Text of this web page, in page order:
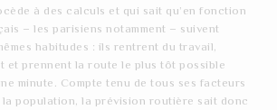
à des calculs et qui sait qu’en fonction
– les parisiens notamment – suivent
habitudes : ils rentrent du travail,
et prennent la route le plus tôt possible
minute. Compte tenu de tous ses facteurs
la population, la prévision routière sait donc